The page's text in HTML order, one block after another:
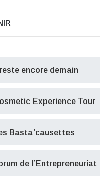
reste encore demain
Experience Tour
Basta’causettes
de l’Entrepreneuriat